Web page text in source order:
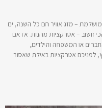
– מזג אוויר חם כל השנה, ים
חשוב – אטרקציות מהנות. אז אם
או המשפחה והילדים,
לפניכם אטרקציות באילת שאסור